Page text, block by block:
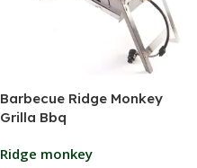
Barbecue Ridge Monkey
Grilla Bbq
Ridge monkey